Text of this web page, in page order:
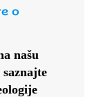
o
našu